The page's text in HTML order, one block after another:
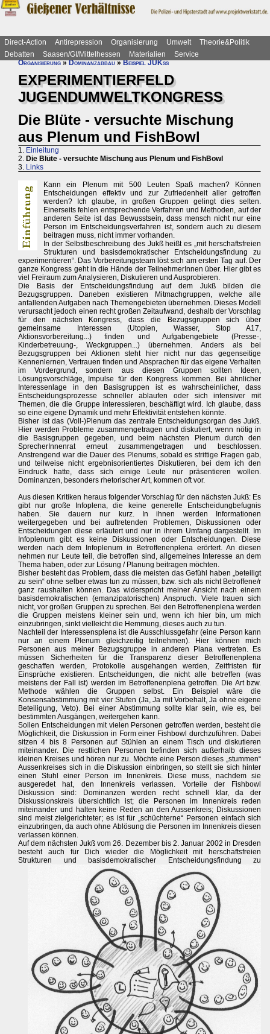
Direct-Action Antirepression Organisierung Umwelt
Theorie&Politik
Debatten
Saasen/GI/Mittelhessen Materialien
Service
Organisierung»Dominanzabbau»Beispiel JUKss
EXPERIMENTIERFELD
JUGENDUMWELTKONGRESS
Die Blüte - versuchte Mischung
aus Plenum und FishBowl
1. Einleitung
2. Die Blüte - versuchte Mischung aus Plenum und FishBowl
3. Links
Kann ein Plenum mit 500 Leuten Spaß machen? Können
Entscheidungen effektiv und zur Zufriedenheit aller getroffen
werden? Ich glaube, in großen Gruppen gelingt dies selten.
Einerseits fehlen entsprechende Verfahren und Methoden, auf der
anderen Seite ist das Bewusstsein, dass mensch nicht nur eine
Person im Entscheidungsverfahren ist, sondern auch zu diesem
beitragen muss, nicht immer vorhanden.
In der Selbstbeschreibung des Jukß heißt es „mit herschaftsfreien
Strukturen und basisdemokratischer Entscheidungsfindung zu
experimentieren“. Das Vorbereitungsteam löst sich am ersten Tag auf. Der
ganze Kongress geht in die Hände der TeilnehmerInnen über. Hier gibt es
viel Freiraum zum Analysieren, Diskutieren und Ausprobieren.
Die Basis der Entscheidungsfindung auf dem Jukß bilden die
Bezugsgruppen. Daneben existieren Mitmachgruppen, welche alle
anfallenden Aufgaben nach Themengebieten übernehmen. Dieses Modell
verursacht jedoch einen recht großen Zeitaufwand, deshalb der Vorschlag
für den nächsten Kongress, dass die Bezugsgruppen sich über
gemeinsame Interessen (Utopien, Wasser, Stop A17,
Aktionsvorbereitung...) finden und Aufgabengebiete (Presse-,
Kinderbetreuung-, Weckgruppen...) übernehmen. Anders als bei
Bezugsgruppen bei Aktionen steht hier nicht nur das gegenseitige
Kennenlernen, Vertrauen finden und Absprachen für das eigene Verhalten
im Vordergrund, sondern aus diesen Gruppen sollten Ideen,
Lösungsvorschläge, Impulse für den Kongress kommen. Bei ähnlicher
Interessenlage in den Basisgruppen ist es wahrscheinlicher, dass
Entscheidungsprozesse schneller ablaufen oder sich intensiver mit
Themen, die die Gruppe interessieren, beschäftigt wird. Ich glaube, dass
so eine eigene Dynamik und mehr Effektivität entstehen könnte.
Bisher ist das (Voll-)Plenum das zentrale Entscheidungsorgan des Jukß.
Hier werden Probleme zusammengetragen und diskutiert, wenn nötig in
die Basisgruppen gegeben, und beim nächsten Plenum durch den
SprecherInnenrat erneut zusammengetragen und beschlossen.
Anstrengend war die Dauer des Plenums, sobald es strittige Fragen gab,
und teilweise nicht ergebnisorientiertes Diskutieren, bei dem ich den
Eindruck hatte, dass sich einige Leute nur präsentieren wollen.
Dominanzen, besonders rhetorischer Art, kommen oft vor.
Aus diesen Kritiken heraus folgender Vorschlag für den nächsten Jukß: Es
gibt nur große Infoplena, die keine generelle Entscheidungbefugnis
haben. Sie dauern nur kurz. In ihnen werden Informationen
weitergegeben und bei auftretenden Problemen, Diskussionen oder
Entscheidungen diese erläutert und nur in ihrem Umfang dargestellt. Im
Infoplenum gibt es keine Diskussionen oder Entscheidungen. Diese
werden nach dem Infoplenum in Betroffenenplena erörtert. An diesen
nehmen nur Leute teil, die betroffen sind, allgemeines Interesse an dem
Thema haben, oder zur Lösung / Planung beitragen möchten.
Bisher besteht das Problem, dass die meisten das Gefühl haben „beteiligt
zu sein“ ohne selber etwas tun zu müssen, bzw. sich als nicht Betroffene/r
ganz raushalten können. Das widerspricht meiner Ansicht nach einem
basisdemokratischen (emanzipatorischen) Anspruch. Viele trauen sich
nicht, vor großen Gruppen zu sprechen. Bei den Betroffenenplena werden
die Gruppen meistens kleiner sein und, wenn ich hier bin, um mich
einzubringen, sinkt vielleicht die Hemmung, dieses auch zu tun.
Nachteil der Interessensplena ist die Ausschlussgefahr (eine Person kann
nur an einem Plenum gleichzeitig teilnehmen). Hier können mich
Personen aus meiner Bezugsgruppe in anderen Plana vertreten. Es
müssen Sicherheiten für die Transparenz dieser Betroffenenplena
geschaffen werden, Protokolle ausgehangen werden, Zeitfristen für
Einsprüche existieren. Entscheidungen, die nicht alle betreffen (was
meistens der Fall ist) werden im Betroffenenplena getroffen. Die Art bzw.
Methode wählen die Gruppen selbst. Ein Beispiel wäre die
Konsensabstimmung mit vier Stufen (Ja, Ja mit Vorbehalt, Ja ohne eigene
Beteiligung, Veto). Bei einer Abstimmung sollte klar sein, wie es, bei
bestimmten Ausgängen, weitergehen kann.
Sollen Entscheidungen mit vielen Personen getroffen werden, besteht die
Möglichkeit, die Diskussion in Form einer Fishbowl durchzuführen. Dabei
sitzen 4 bis 8 Personen auf Stühlen an einem Tisch und diskutieren
miteinander. Die restlichen Personen befinden sich außerhalb dieses
kleinen Kreises und hören nur zu. Möchte eine Person dieses „stummen“
Aussenkreises sich in die Diskussion einbringen, so stellt sie sich hinter
einen Stuhl einer Person im Innenkreis. Diese muss, nachdem sie
ausgeredet hat, den Innenkreis verlassen. Vorteile der Fishbowl
Diskussion sind: Dominanzen werden recht schnell klar, da der
Diskussionskreis übersichtlich ist; die Personen im Innenkreis reden
miteinander und halten keine Reden an den Aussenkreis; Diskussionen
sind meist zielgerichteter; es ist für „schüchterne“ Personen einfach sich
einzubringen, da auch ohne Ablösung die Personen im Innenkreis diesen
verlassen können.
Auf dem nächsten Jukß vom 26. Dezember bis 2. Januar 2002 in Dresden
besteht auch für Dich wieder die Möglichkeit mit herschaftsfreien
Strukturen und basisdemokratischer
Entscheidungsfindung zu